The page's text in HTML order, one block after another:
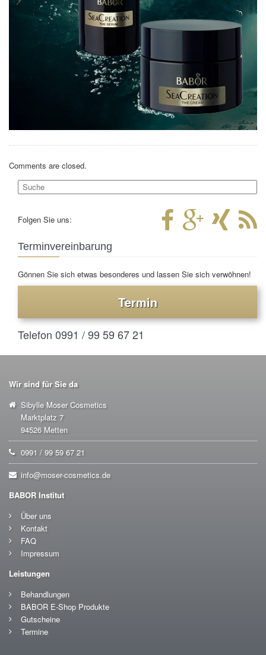
Comments are closed.
Folgen Sie uns:
Terminvereinbarung
Gönnen Sie sich etwas besonderes und lassen Sie sich verwöhnen!
Termin
Telefon 0991 / 99 59 67 21
Wir sind für Sie da
Sibylle Moser Cosmetics
Marktplatz 7
94526 Metten
0991 / 99 59 67 21
info@moser-cosmetics.de
BABOR Institut
Über uns
Kontakt
FAQ
Impressum
Leistungen
Behandlungen
BABOR E-Shop Produkte
Gutscheine
Termine